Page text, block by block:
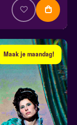
Maak je maandag!